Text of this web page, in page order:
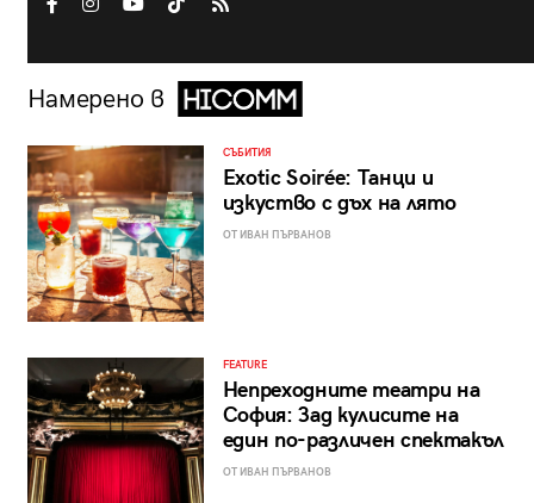
Намерено в
СЪБИТИЯ
Exotic Soirée: Танци и
изкуство с дъх на лято
ОТ ИВАН ПЪРВАНОВ
FEATURE
Непреходните театри на
София: Зад кулисите на
един по-различен спектакъл
ОТ ИВАН ПЪРВАНОВ